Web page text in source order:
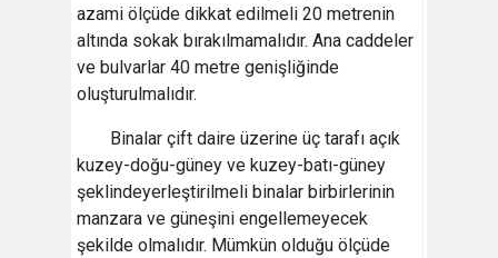
azami ölçüde dikkat edilmeli 20 metrenin
altında sokak bırakılmamalıdır. Ana caddeler
ve bulvarlar 40 metre genişliğinde
oluşturulmalıdır.
Binalar çift daire üzerine üç tarafı açık
kuzey-doğu-güney ve kuzey-batı-güney
şeklindeyerleştirilmeli binalar birbirlerinin
manzara ve güneşini engellemeyecek
şekilde olmalıdır. Mümkün olduğu ölçüde